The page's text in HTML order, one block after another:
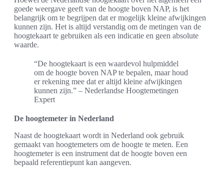
goede weergave geeft van de hoogte boven NAP, is het
belangrijk om te begrijpen dat er mogelijk kleine afwijkingen
kunnen zijn. Het is altijd verstandig om de metingen van de
hoogtekaart te gebruiken als een indicatie en geen absolute
waarde.
“De hoogtekaart is een waardevol hulpmiddel
om de hoogte boven NAP te bepalen, maar houd
er rekening mee dat er altijd kleine afwijkingen
kunnen zijn.” – Nederlandse Hoogtemetingen
Expert
De hoogtemeter in Nederland
Naast de hoogtekaart wordt in Nederland ook gebruik
gemaakt van hoogtemeters om de hoogte te meten. Een
hoogtemeter is een instrument dat de hoogte boven een
bepaald referentiepunt kan aangeven.